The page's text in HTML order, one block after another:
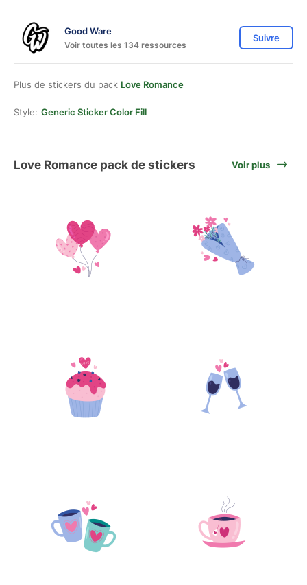
Good Ware
Voir toutes les 134 ressources
Suivre
Plus de stickers du pack Love Romance
Style: Generic Sticker Color Fill
Love Romance pack de stickers Voir plus